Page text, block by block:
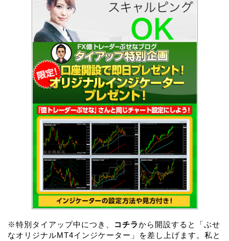
※特別タイアップ中につき、 コチラから開設すると「ぶせ
なオリジナルMT4インジケーター」を差し上げます。私と